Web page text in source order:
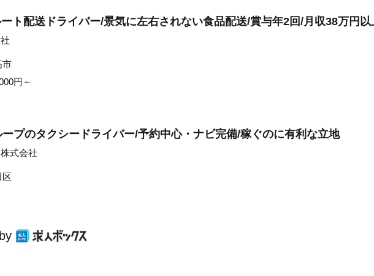
ト配送ドライバー/景気に左右されない食品配送/賞与年2回/月収38万円以
市
円～
ープのタクシードライバー/予約中心・ナビ完備/稼ぐのに有利な立地
式会社
区